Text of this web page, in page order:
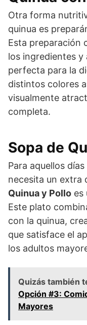
Otra forma
quinua es
Esta preparación
los ingredientes y
perfecta para la
distintos colores
visualmente
completa.
Sopa de
Para aquellos
necesita un extra
Quinua y Pollo es
Este plato
con la quinua,
que satisface el
los adultos
Quizás también
Opción #3:
Mayores